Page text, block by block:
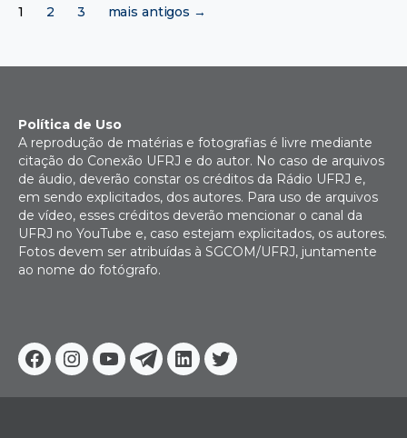
de
1 2 3 mais antigos →
Facebook
Instagram
YoutubeTelegram
Linkedin
Twitter
Política de Uso
A reprodução de matérias e fotografias é livre mediante
citação do Conexão UFRJ e do autor. No caso de arquivos
de áudio, deverão constar os créditos da Rádio UFRJ e,
em sendo explicitados, dos autores. Para uso de arquivos
de vídeo, esses créditos deverão mencionar o canal da
UFRJ no YouTube e, caso estejam explicitados, os autores.
Fotos devem ser atribuídas à SGCOM/UFRJ, juntamente
ao nome do fotógrafo.